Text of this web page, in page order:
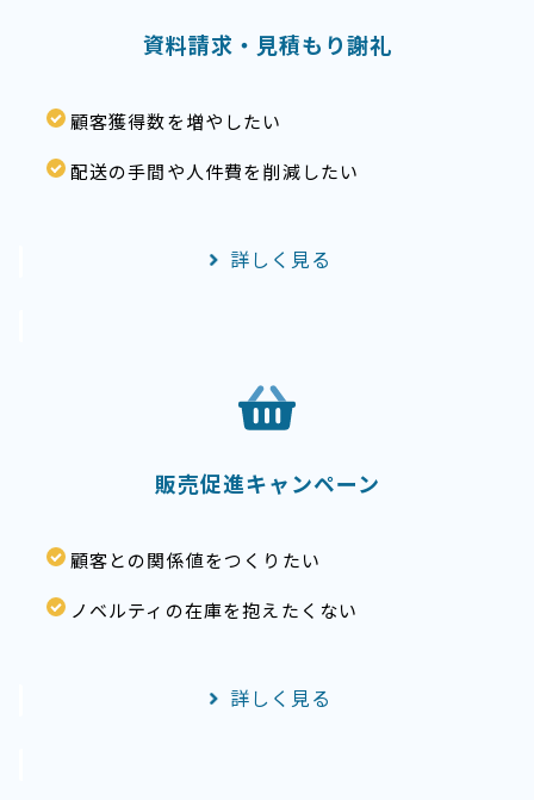
資料請求・見積もり謝礼
顧客獲得数を増やしたい
配送の手間や人件費を削減したい
詳しく見る
販売促進キャンペーン
顧客との関係値をつくりたい
ノベルティの在庫を抱えたくない
詳しく見る